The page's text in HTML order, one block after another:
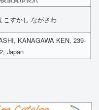
こすかし ながさわ
KANAGAWA KEN, 239-
Japan